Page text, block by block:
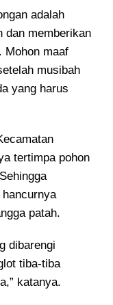
adalah
dan memberikan
Mohon maaf
musibah
yang harus
tertimpa pohon
patah.
dibarengi
tiba-tiba
katanya.